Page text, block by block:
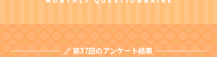
第37回のアンケート結果